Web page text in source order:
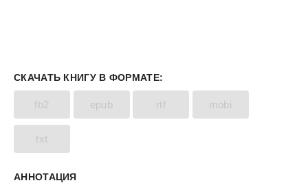
СКАЧАТЬ КНИГУ В ФОРМАТЕ:
fb2 epub rtf mobi
txt
АННОТАЦИЯ